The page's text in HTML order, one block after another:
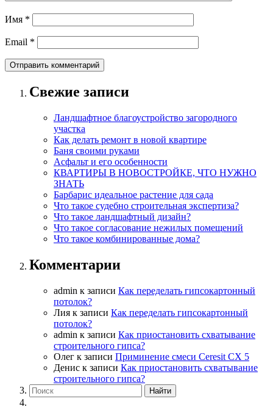
Имя *
Email *
Свежие записи
Ландшафтное благоустройство загородного
участка
Как делать ремонт в новой квартире
Баня своими руками
Асфальт и его особенности
КВАРТИРЫ В НОВОСТРОЙКЕ, ЧТО НУЖНО
ЗНАТЬ
Барбарис идеальное растение для сада
Что такое судебно строительная экспертиза?
Что такое ландшафтный дизайн?
Что такое согласование нежилых помещений
Что такое комбинированные дома?
Комментарии
admin к записи Как переделать гипсокартонный
потолок?
Лия к записи Как переделать гипсокартонный
потолок?
admin к записи Как приостановить схватывание
строительного гипса?
Олег к записи Приминение смеси Ceresit СХ 5
Денис к записи Как приостановить схватывание
строительного гипса?